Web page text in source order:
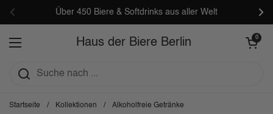
Zum Inhalt springen
Zurück
Über 450 Biere & Softdrinks aus aller Welt
Haus der Biere Berlin
Menü öffnen
Warenkorb
0
Startseite / Kollektionen / Alkoholfreie Getränke